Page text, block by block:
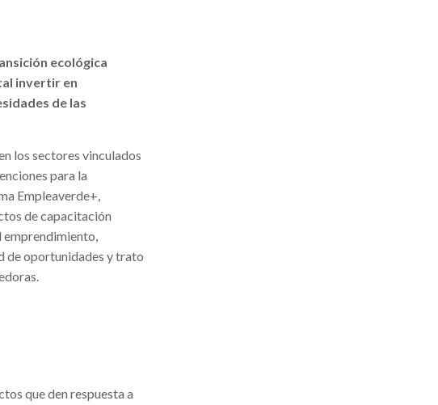
ecológica
invertir en
de las
los sectores vinculados
para la
Empleaverde+,
de capacitación
emprendimiento,
de oportunidades y trato
que den respuesta a